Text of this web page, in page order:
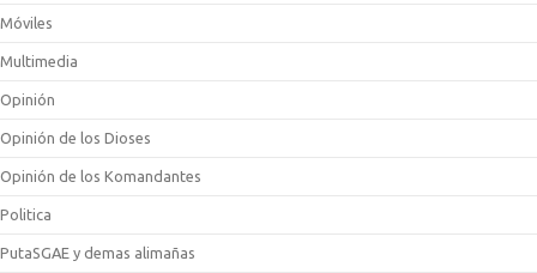
Móviles
Multimedia
Opinión
Opinión de los Dioses
Opinión de los Komandantes
Politica
PutaSGAE y demas alimañas